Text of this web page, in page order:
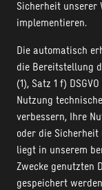
Sicherheit unserer
implementieren.
Die automatisch
die Bereitstellung
(1), Satz 1 f)
Nutzung
verbessern, Ihre
oder die
liegt in unserem
Zwecke genutzten
gespeichert